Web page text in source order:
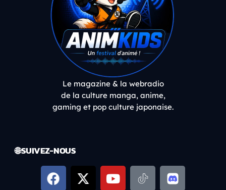
Le magazine & la webradio
de la culture manga, anime,
gaming et pop culture japonaise.
🌐 SUIVEZ-NOUS